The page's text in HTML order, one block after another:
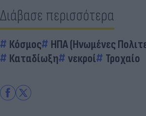
Διάβασε περισσότερα
Κόσμος
ΗΠΑ (Ηνωμένες
Καταδίωξη
νεκροί Τροχαίο